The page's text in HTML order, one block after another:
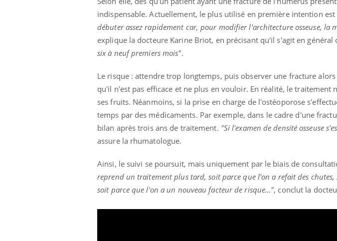
indispensable. Actuellement, le plus utilisé en première intention est
débuter assez rapidement car, pour modifier l'architecture osseuse, la
explique la docteure Karine Briot, en précisant qu'il s'agit en général
six à neuf premiers mois".
Le risque : attendre trop longtemps, puis observer une fracture
qu'il n'est pas efficace et ne plus en vouloir. En réalité, le
ses fruits. Néanmoins, si la prise en charge de l'ostéoporose
temps par des médicaments. Par exemple, dans le cadre d'une
bilan après trois ans de traitement. "Si l'examen de densité osseuse
assure la rhumatologue.
Ainsi, le suivi se poursuit, mais uniquement par le biais de
reprend un traitement plus tard, soit parce que l'on a refait des chutes,
soit parce que l'on a un nouveau facteur de risque…", conclut la
Youtube
Fatigue, irritabilité, brouillard mental ou
même alopécie… Les symptômes de la
carence en fer sont multiples ce qui la rend
osait en parler??Youtube
En 2026, l'insuline dans le diabète
reste entourée d'idées reçues chez
patients comme parfois chez les